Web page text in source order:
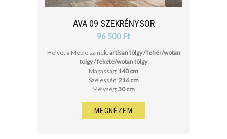
AVA 09 SZEKRÉNYSOR
96 500 Ft
Helvetia Meble színek: artisan tölgy / fehér/wotan
tölgy / fekete/wotan tölgy
Magasság: 140 cm
Szélesség: 216 cm
Mélység: 30 cm
MEGNÉZEM